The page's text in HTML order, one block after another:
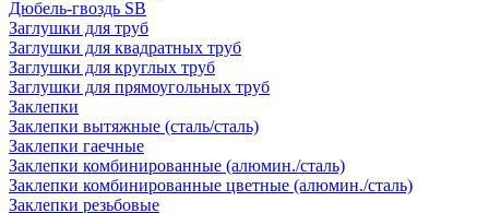
Дюбель-гвоздь SB
Заглушки для труб
Заглушки для квадратных труб
Заглушки для круглых труб
Заглушки для прямоугольных труб
Заклепки
Заклепки вытяжные (сталь/сталь)
Заклепки гаечные
Заклепки комбинированные (алюмин./сталь)
Заклепки комбинированные цветные (алюмин./сталь)
Заклепки резьбовые